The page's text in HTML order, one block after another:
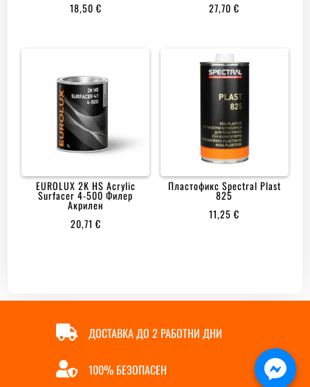
18,50€
27,70€
EUROLUX 2K HS Acrylic
Surfacer 4-500 Филер
Акрилен
20,71€
Пластофикс Spectral Plast
825
11,25€
 ДОСТАВКА ДО 2 РАБОТНИ ДНИ
 100% БЕЗОПАСЕН